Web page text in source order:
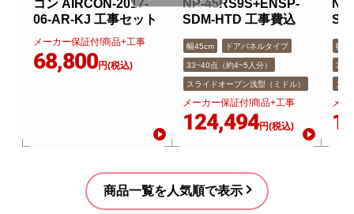
コン AIRCON-2017-
06-AR-KJ 工事セット
メーカー保証付!商品+工事
68,800円(税込)
NP-45RS9S+ENSP-
SDM-HTD 工事費込
幅45cm ドアパネルタイプ
33~40点（約4~5人分）
スライドオープン浅型（ミドル）
メーカー保証付!商品+工事
124,494円(税込)
幅
スラ
メー
商品一覧を人気順で表示